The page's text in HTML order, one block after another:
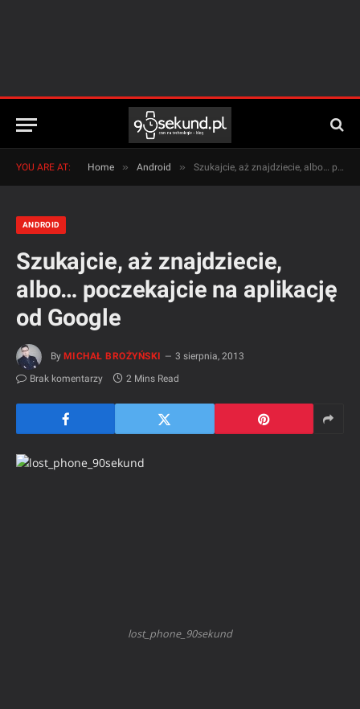
YOU ARE AT: Home » Android » Szukajcie, aż znajdziecie, albo… poczekajcie na aplikację od Google
ANDROID
Szukajcie, aż znajdziecie,
albo… poczekajcie na aplikację
od Google
By MICHAŁ BROŻYŃSKI
3 sierpnia, 2013
Brak komentarzy
2 Mins Read
lost_phone_90sekund